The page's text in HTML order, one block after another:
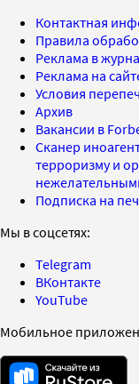
Контактная
Правила
Реклама в
Реклама на
Условия
Архив
Вакансии в
Сканер
терроризму и
Подписка на
Мы в соцсетях:
Telegram
ВКонтакте
YouTube
Мобильное